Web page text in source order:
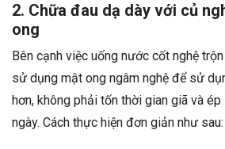
2. Chữa đau dạ dày với củ
ong
Bên cạnh việc uống nước cốt nghệ
sử dụng mật ong ngâm nghệ để sử
hơn, không phải tốn thời gian giã và
ngày. Cách thực hiện đơn giản như sau: